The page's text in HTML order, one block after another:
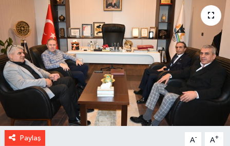
Paylaş A- A+
Sağlık